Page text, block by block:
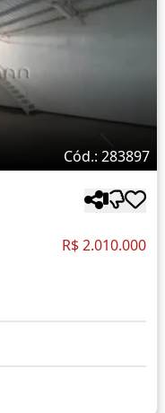
Cód.: 283897
R$ 2.010.000